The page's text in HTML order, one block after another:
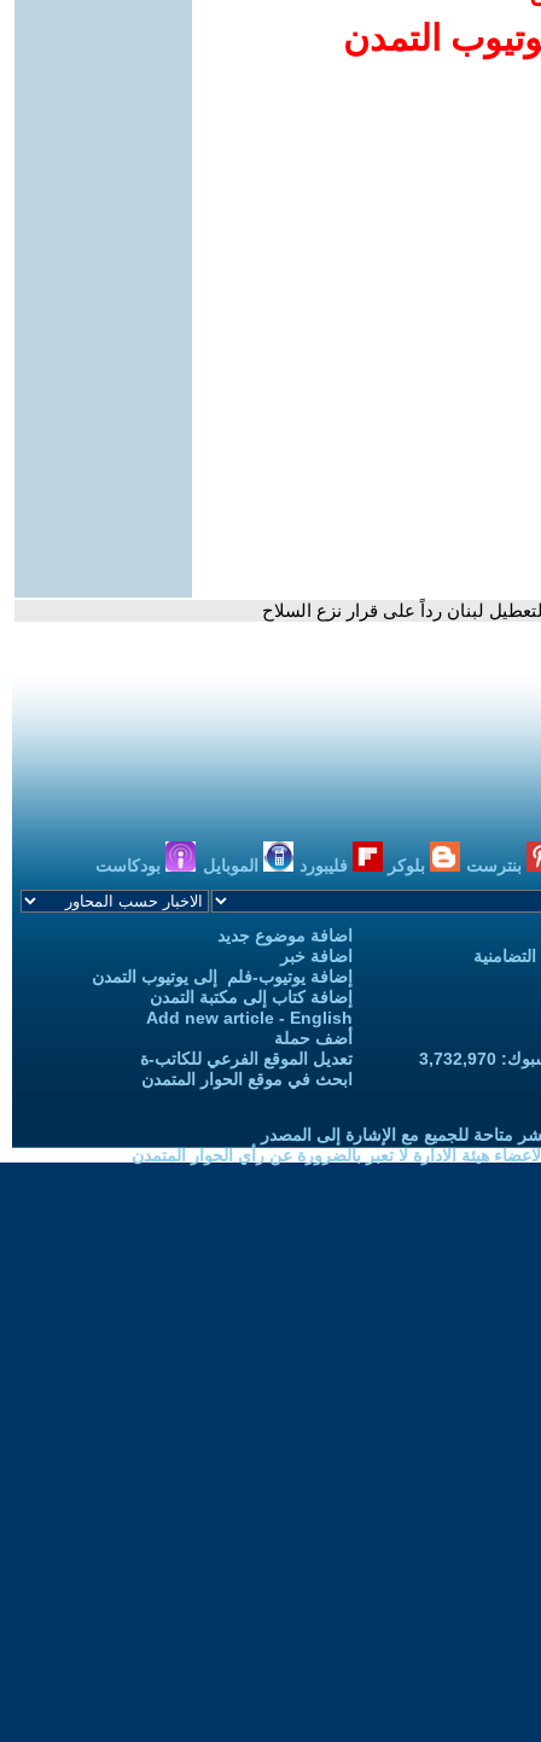
التمدن
لبنان رداً على قرار نزع السلاح
بنترست بلوكر فليبورد الموبايل بودكاست
اضافة موضوع جديد
اضافة خبر
إضافة يوتيوب-فلم إلى يوتيوب التمدن
إضافة كتاب إلى مكتبة التمدن
Add new article - English
أضف حملة
تعديل الموقع الفرعي للكاتب-ة
ابحث في موقع الحوار المتمدن
متاحة للجميع مع الإشارة إلى المصدر
هيئة الادارة لا تعبر بالضرورة عن رأي الحوار المتمدن